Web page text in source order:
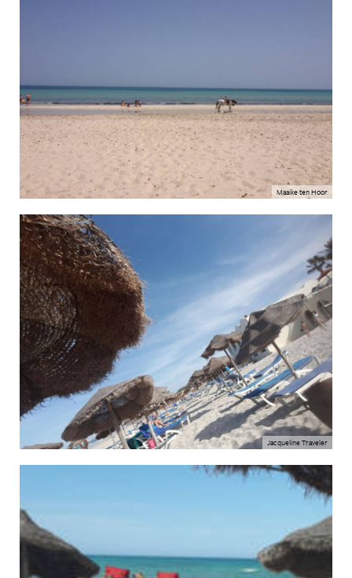
Maaike ten Hoor
Jacqueline Traveler